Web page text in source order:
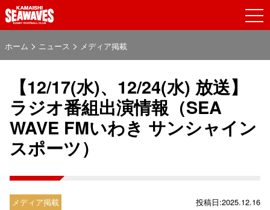
ホーム > ニュース > メディア掲載
【12/17(水)、12/24(水) 放送】
ラジオ番組出演情報（SEA
WAVE FMいわき サンシャイン
スポーツ）
メディア掲載 投稿日:2025.12.16